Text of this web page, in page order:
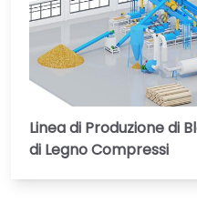
Linea di Produzione di
di Legno Compressi